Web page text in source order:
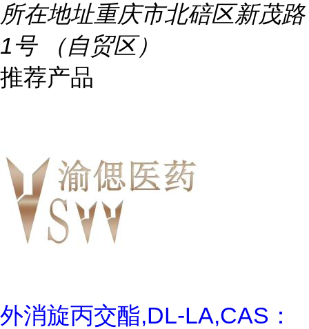
所在地址重庆市北碚区新茂路
1号 （自贸区）
推荐产品
外消旋丙交酯,DL-LA,CAS：